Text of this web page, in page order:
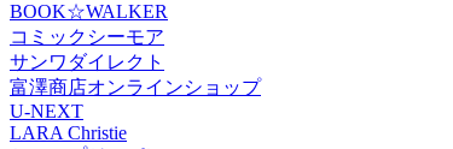
BOOK☆WALKER
コミックシーモア
サンワダイレクト
富澤商店オンラインショップ
U-NEXT
LARA Christie